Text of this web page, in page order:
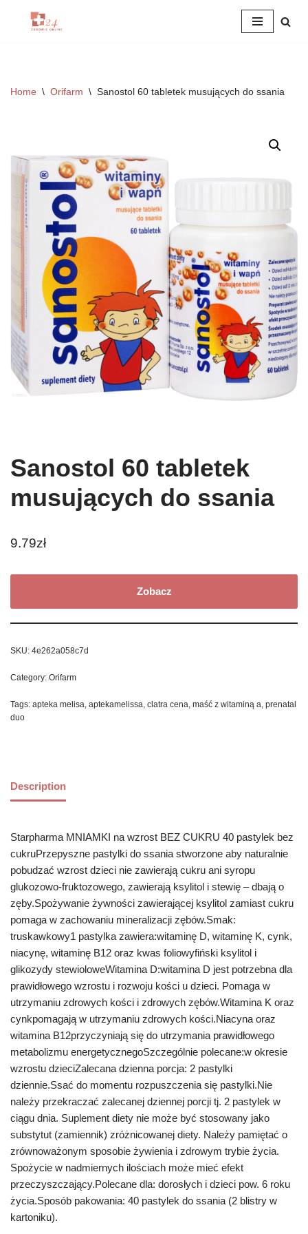
Home \ Orifarm \ Sanostol 60 tabletek musujących do ssania
Sanostol 60 tabletek
musujących do ssania
9.79zł
Zobacz
SKU: 4e262a058c7d
Category: Orifarm
Tags: apteka melisa, aptekamelissa, clatra cena, maść z witaminą a, prenatal
duo
Description
Starpharma MNIAMKI na wzrost BEZ CUKRU 40 pastylek bez
cukruPrzepyszne pastylki do ssania stworzone aby naturalnie
pobudzać wzrost dzieci nie zawierają cukru ani syropu
glukozowo-fruktozowego, zawierają ksylitol i stewię – dbają o
zęby.Spożywanie żywności zawierającej ksylitol zamiast cukru
pomaga w zachowaniu mineralizacji zębów.Smak:
truskawkowy1 pastylka zawiera:witaminę D, witaminę K, cynk,
niacynę, witaminę B12 oraz kwas foliowyfiński ksylitol i
glikozydy stewioloweWitamina D:witamina D jest potrzebna dla
prawidłowego wzrostu i rozwoju kości u dzieci. Pomaga w
utrzymaniu zdrowych kości i zdrowych zębów.Witamina K oraz
cynkpomagają w utrzymaniu zdrowych kości.Niacyna oraz
witamina B12przyczyniają się do utrzymania prawidłowego
metabolizmu energetycznegoSzczególnie polecane:w okresie
wzrostu dzieciZalecana dzienna porcja: 2 pastylki
dziennie.Ssać do momentu rozpuszczenia się pastylki.Nie
należy przekraczać zalecanej dziennej porcji tj. 2 pastylek w
ciągu dnia. Suplement diety nie może być stosowany jako
substytut (zamiennik) zróżnicowanej diety. Należy pamiętać o
zrównoważonym sposobie żywienia i zdrowym trybie życia.
Spożycie w nadmiernych ilościach może mieć efekt
przeczyszczający.Polecane dla: dorosłych i dzieci pow. 6 roku
życia.Sposób pakowania: 40 pastylek do ssania (2 blistry w
kartoniku).